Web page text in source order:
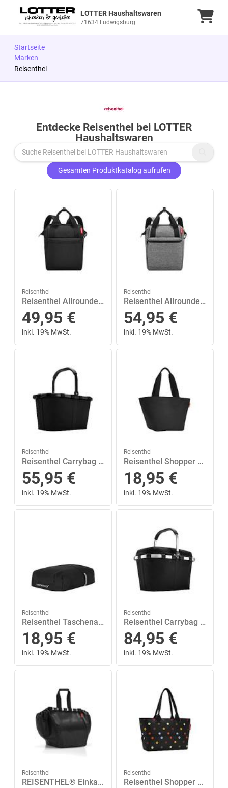
LOTTER Haushaltswaren
71634 Ludwigsburg
Startseite
Marken
Reisenthel
Entdecke Reisenthel bei LOTTER
Haushaltswaren
Gesamten Produktkatalog aufrufen
Reisenthel
Reisenthel Allrounder R Travelling S 12 Liter Schwarz
49,95 €
inkl. 19% MwSt.
Reisenthel
Reisenthel Allrounder R Twist Travelling S 12 Liter Grau|Silber
54,95 €
inkl. 19% MwSt.
Reisenthel
Reisenthel Carrybag Frame Shopping 22 Liter Schwarz
55,95 €
inkl. 19% MwSt.
Reisenthel
Reisenthel Shopper M Shopping 15 Liter Schwarz
18,95 €
inkl. 19% MwSt.
Reisenthel
Reisenthel Taschenabdeckung Carrycruiser Cover Shopping Schwarz
18,95 €
inkl. 19% MwSt.
Reisenthel
Reisenthel Carrybag iso Shopping 22 Liter Schwarz
84,95 €
inkl. 19% MwSt.
Reisenthel
REISENTHEL® Einkaufskorb »easyshoppingbag black«
Reisenthel
Reisenthel Shopper e1 EXP Shopping 12 Liter Schwarz|mehrfarbig